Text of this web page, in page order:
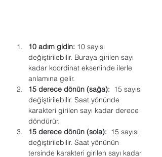
10 adım gidin: 10 sayısı
değiştirilebilir. Buraya girilen sayı
kadar koordinat ekseninde ilerle
anlamına gelir.
15 derece dönün (sağa):
  15 sayısı
değiştirilebilir. Saat yönünde
karakteri girilen sayı kadar derece
döndürür.
15 derece dönün (sola):
  15 sayısı
değiştirilebilir. Saat yönünün
tersinde karakteri girilen sayı kadar